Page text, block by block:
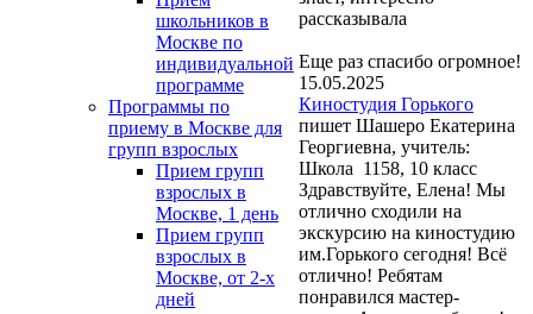
школьников в
Москве по
индивидуальной
программе
Программы по
приему в Москве для
групп взрослых
Прием групп
взрослых в
Москве, 1 день
Прием групп
взрослых в
Москве, от 2-х
дней
рассказывала
Еще раз спасибо огромное!
15.05.2025
Киностудия Горького
пишет Шашеро Екатерина
Георгиевна, учитель:
Школа 1158, 10 класс
Здравствуйте, Елена! Мы
отлично сходили на
экскурсию на киностудию
им.Горького сегодня! Всё
отлично! Ребятам
понравился мастер-